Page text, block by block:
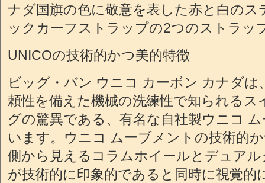
ナダ国旗の色に敬意を表した赤と白の
ックカーフストラップの2つのストラッ
UNICOの技術的かつ美的特徴
ビッグ・バン ウニコ カーボン カナダは
頼性を備えた機械の洗練性で知られる
グの驚異である、有名な自社製ウニコ
います。ウニコ ムーブメントの技術的
側から見えるコラムホイールとデュア
が技術的に印象的であると同時に視覚的